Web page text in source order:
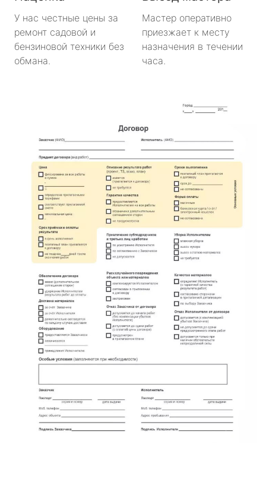
У нас честные цены за
ремонт садовой и
бензиновой техники без
обмана.
Мастер оперативно
приезжает к месту
назначения в течении
часа.